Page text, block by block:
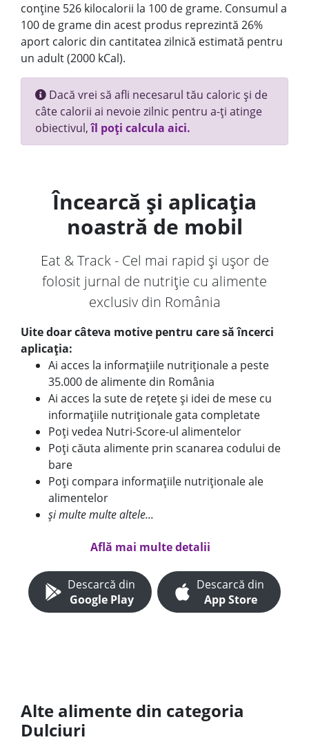
conține 526 kilocalorii la 100 de grame. Consumul a
100 de grame din acest produs reprezintă 26%
aport caloric din cantitatea zilnică estimată pentru
un adult (2000 kCal).
Dacă vrei să afli necesarul tău caloric și de
câte calorii ai nevoie zilnic pentru a-ți atinge
obiectivul,îl poți calcula aici.
Încearcă și aplicația
noastră de mobil
Eat & Track - Cel mai rapid și ușor de
folosit jurnal de nutriție cu alimente
exclusiv din România
Uite doar câteva motive pentru care să încerci
aplicația:
Ai acces la informațiile nutriționale a peste
35.000 de alimente din România
Ai acces la sute de rețete și idei de mese cu
informațiile nutriționale gata completate
Poți vedea Nutri-Score-ul alimentelor
Poți căuta alimente prin scanarea codului de
bare
Poți compara informațiile nutriționale ale
alimentelor
și multe multe altele...
Află mai multe detalii
Descarcă din
Google Play
Descarcă din
App Store
Alte alimente din categoria
Dulciuri